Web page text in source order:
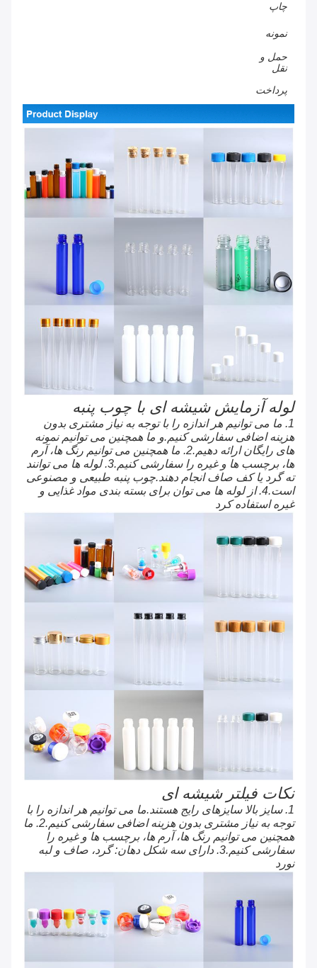
چاپ
نمونه
حمل و
نقل
پرداخت
لوله آزمایش شیشه ای با چوب پنبه
1. ما می توانیم هر اندازه را با توجه به نیاز مشتری بدون
هزینه اضافی سفارشی کنیم.و ما همچنین می توانیم نمونه
های رایگان ارائه دهیم.2. ما همچنین می توانیم رنگ ها، آرم
ها، برچسب ها و غیره را سفارشی کنیم.3. لوله ها می توانند
ته گرد یا کف صاف انجام دهند.چوب پنبه طبیعی و مصنوعی
است.4. از لوله ها می توان برای بسته بندی مواد غذایی و
غیره استفاده کرد
نکات فیلتر شیشه ای
1. سایز بالا سایزهای رایج هستند.ما می توانیم هر اندازه را با
توجه به نیاز مشتری بدون هزینه اضافی سفارشی کنیم.2. ما
همچنین می توانیم رنگ ها، آرم ها، برچسب ها و غیره را
سفارشی کنیم.3. دارای سه شکل دهان: گرد، صاف و لبه
نورد